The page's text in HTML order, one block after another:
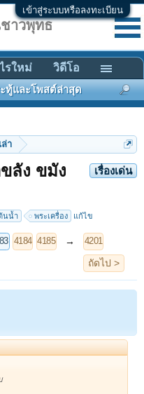
เข้าสู่ระบบหรือลงทะเบียน
ล่า
เรื่องเด่น
ลัง ขมัง
นน้ำ พระเครื่อง แก้ไข
4201
าวพุทธ
ทู้และโพสต์ล่าสุด
รใหม่ วิดีโอ